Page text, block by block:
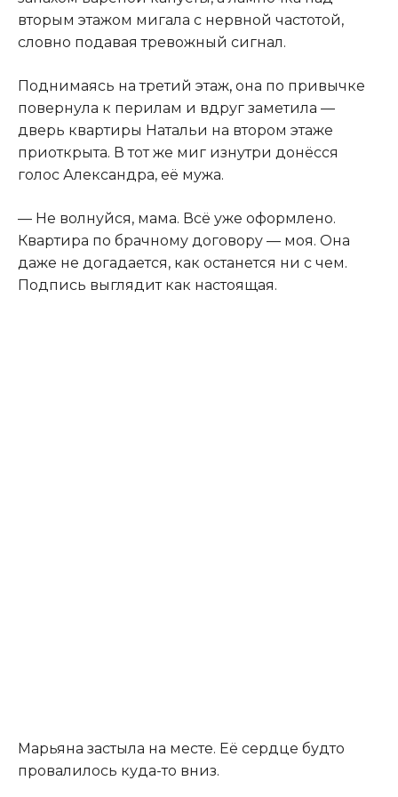
вторым этажом мигала с нервной частотой,
словно подавая тревожный сигнал.
Поднимаясь на третий этаж, она по привычке
повернула к перилам и вдруг заметила —
дверь квартиры Натальи на втором этаже
приоткрыта. В тот же миг изнутри донёсся
голос Александра, её мужа.
— Не волнуйся, мама. Всё уже оформлено.
Квартира по брачному договору — моя. Она
даже не догадается, как останется ни с чем.
Подпись выглядит как настоящая.
Марьяна застыла на месте. Её сердце будто
провалилось куда-то вниз.